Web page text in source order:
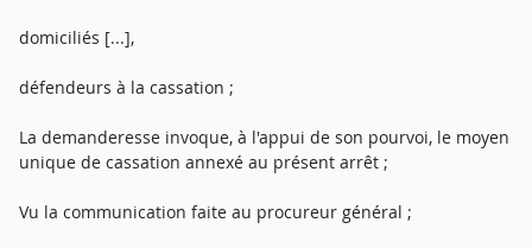
domiciliés [...],
défendeurs à la cassation ;
La demanderesse invoque, à l'appui de son pourvoi, le moyen
unique de cassation annexé au présent arrêt ;
Vu la communication faite au procureur général ;